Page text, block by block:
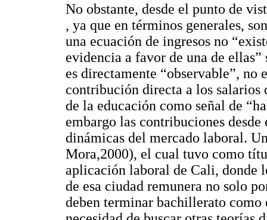
No obstante, desde el punto de
, ya que en términos generales,
una ecuación de ingresos no
evidencia a favor de una de
es directamente “observable”,
contribución directa a los
de la educación como señal de
embargo las contribuciones
dinámicas del mercado laboral.
Mora,2000), el cual tuvo como
aplicación laboral de Cali, donde
de esa ciudad remunera no solo
deben terminar bachillerato